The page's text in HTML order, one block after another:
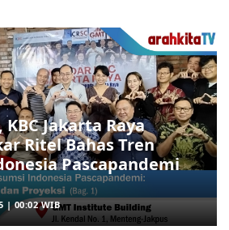
Jakarta Raya
Ritel Bahas Tren
Pascapandemi
| 00:02 WIB